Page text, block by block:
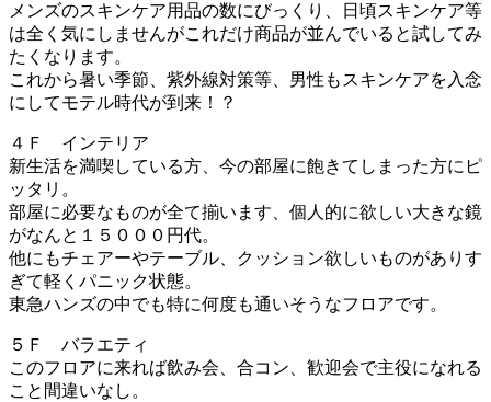
メンズのスキンケア用品の数にびっくり、日頃スキンケア等
は全く気にしませんがこれだけ商品が並んでいると試してみ
たくなります。
これから暑い季節、紫外線対策等、男性もスキンケアを入念
にしてモテル時代が到来！？
４Ｆ インテリア
新生活を満喫している方、今の部屋に飽きてしまった方にピ
ッタリ。
部屋に必要なものが全て揃います、個人的に欲しい大きな鏡
がなんと１５０００円代。
他にもチェアーやテーブル、クッション欲しいものがありす
ぎて軽くパニック状態。
東急ハンズの中でも特に何度も通いそうなフロアです。
５Ｆ バラエティ
このフロアに来れば飲み会、合コン、歓迎会で主役になれる
こと間違いなし。